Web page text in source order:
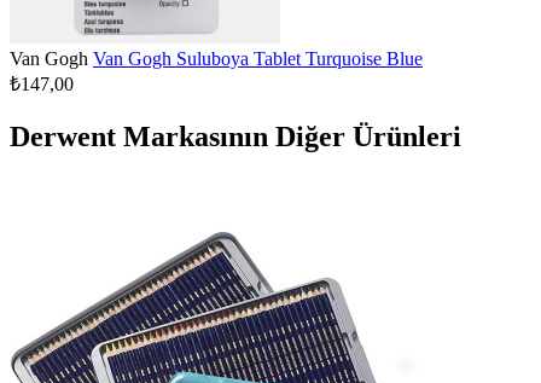
Van Gogh Van Gogh Suluboya Tablet Turquoise Blue
₺147,00
Derwent Markasının Diğer Ürünleri